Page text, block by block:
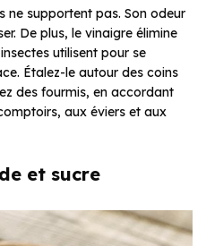
ne supportent pas. Son odeur
De plus, le vinaigre élimine
utilisent pour se
Étalez-le autour des coins
des fourmis, en accordant
aux éviers et aux
et sucre